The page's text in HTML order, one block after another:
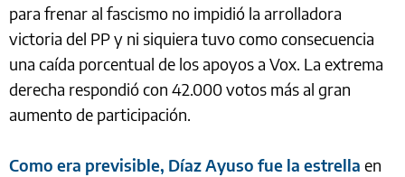
para frenar al fascismo no impidió la arrolladora
victoria del PP y ni siquiera tuvo como consecuencia
una caída porcentual de los apoyos a Vox. La extrema
derecha respondió con 42.000 votos más al gran
aumento de participación.
Como era previsible, Díaz Ayuso fue la estrella en